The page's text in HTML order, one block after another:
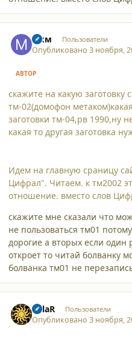
мкм Пользователи
Опубликовано3 ноября,
АВТОР
скажите на какую заготовку
тм-02(домофон
заготовки тм-04,рв 1990,ну
какая то другая заготовка
Идем на главную сраницу
Цифрал". Читаем. к тм2002
отношение. вместо слов
скажите мне сказали что
не пользоваться тм01
дорогие а вторых если
откроет то читай болванку
болванка тм01 не
SolaR Пользователи
Опубликовано3 ноября,